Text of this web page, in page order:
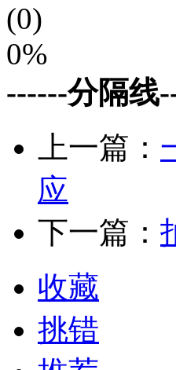
(0)
0%
------分隔线
上一篇：
应
下一篇：
收藏
挑错